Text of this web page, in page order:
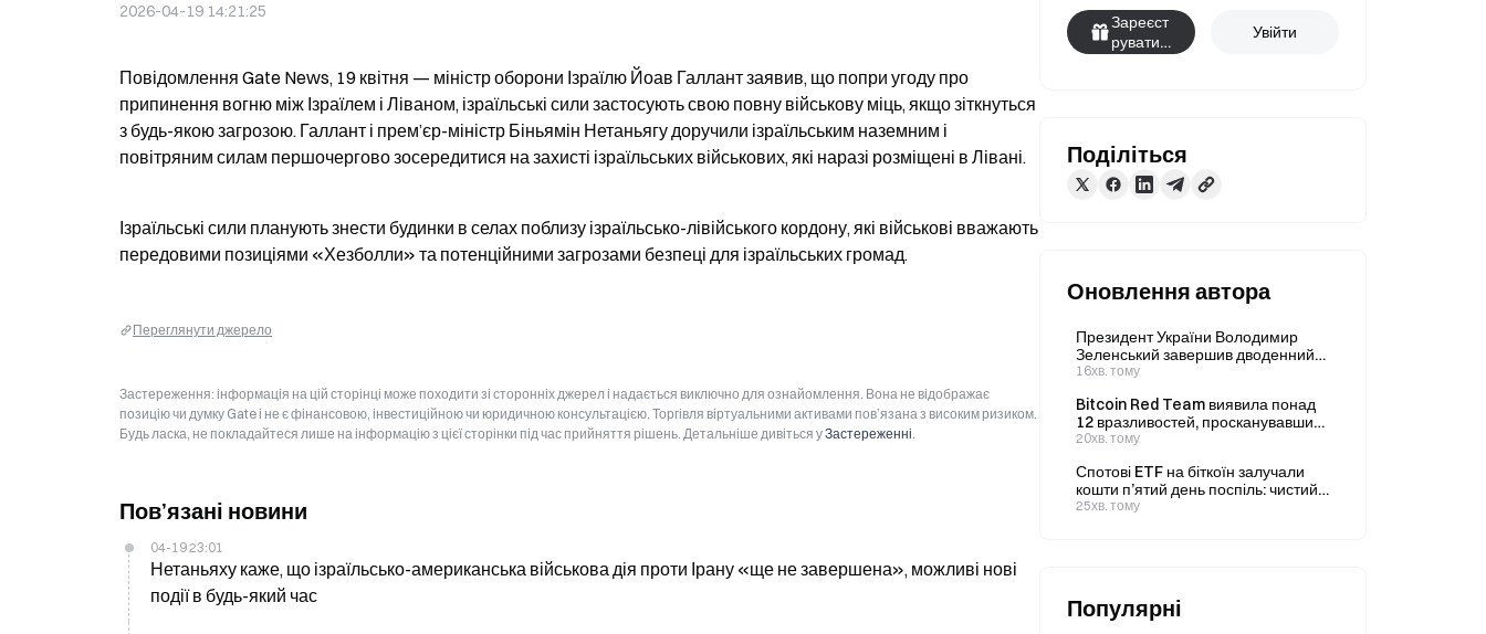
2026-04-19 14:21:25
Повідомлення Gate News, 19 квітня — міністр оборони Ізраїлю Йоав Галлант заявив, що попри угоду про
припинення вогню між Ізраїлем і Ліваном, ізраїльські сили застосують свою повну військову міць, якщо зіткнуться
з будь-якою загрозою. Галлант і прем’єр-міністр Біньямін Нетаньягу доручили ізраїльським наземним і
повітряним силам першочергово зосередитися на захисті ізраїльських військових, які наразі розміщені в Лівані.
Ізраїльські сили планують знести будинки в селах поблизу ізраїльсько-лівійського кордону, які військові вважають
передовими позиціями «Хезболли» та потенційними загрозами безпеці для ізраїльських громад.
Переглянути джерело
Застереження: інформація на цій сторінці може походити зі сторонніх джерел і надається виключно для ознайомлення. Вона не відображає
позицію чи думку Gate і не є фінансовою, інвестиційною чи юридичною консультацією. Торгівля віртуальними активами пов’язана з високим ризиком.
Будь ласка, не покладайтеся лише на інформацію з цієї сторінки під час прийняття рішень. Детальніше дивіться уЗастереженні.
Пов’язані новини
04-19 23:01
Нетаньяху каже, що ізраїльсько-американська військова дія проти Ірану «ще не завершена», можливі нові
події в будь-який час
Зареєст
руватис
Увійти
Поділіться
Оновлення автора
Президент України Володимир
Зеленський завершив дводенний
візит до Сербії після восьмирічної
16хв. тому
Bitcoin Red Team виявила понад
12 вразливостей, просканувавши
150 репозиторіїв за допомогою ШІ,
20хв. тому
Спотові ETF на біткоїн залучали
кошти п’ятий день поспіль: чистий
приплив становив 98,85 млн
25хв. тому
Популярні